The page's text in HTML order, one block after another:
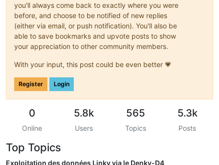
you'll always come back to exactly where you were
before, and choose to be notified of new replies
(either via email, or push notification). You'll also be
able to save bookmarks and upvote posts to show
your appreciation to other community members.
With your input, this post could be even better 💗
Register Login
0
Online
5.8k
Users
565
Topics
5.3k
Posts
Top Topics
Exploitation des données Linky via le Denky-D4